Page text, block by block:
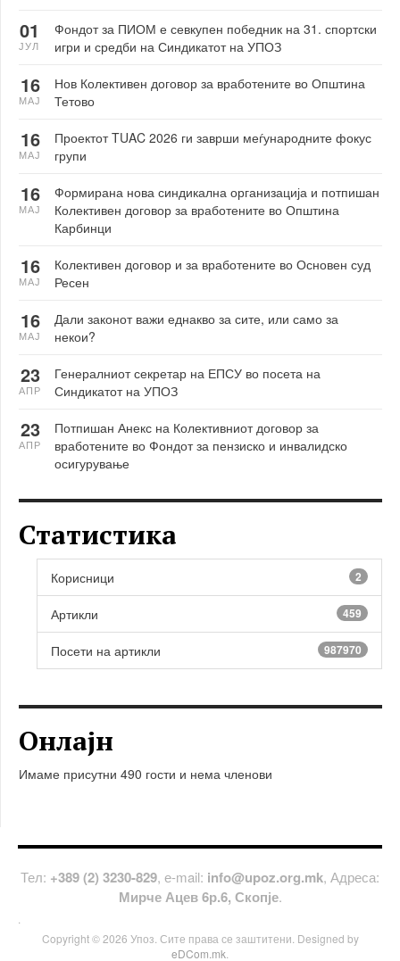
Фондот за ПИОМ е севкупен победник на 31. спортски
игри и средби на Синдикатот на УПОЗ
01
ЈУЛ
Нов Колективен договор за вработените во Општина
Тетово
16
МАЈ
Проектот TUAC 2026 ги заврши меѓународните фокус
групи
16
МАЈ
Формирана нова синдикална организација и потпишан
Колективен договор за вработените во Општина
Карбинци
16
МАЈ
Колективен договор и за вработените во Основен суд
Ресен
16
МАЈ
Дали законот важи еднакво за сите, или само за
некои?
16
МАЈ
Генералниот секретар на ЕПСУ во посета на
Синдикатот на УПОЗ
23
АПР
Потпишан Анекс на Колективниот договор за
вработените во Фондот за пензиско и инвалидско
осигурување
23
АПР
Статистика
Корисници 2
Артикли 459
Посети на артикли 987970
Онлајн
Имаме присутни 490 гости и нема членови
Тел: +389 (2) 3230-829, е-mail: info@upoz.org.mk, Адреса:
Мирче Ацев 6р.6, Скопје.
Copyright © 2026 Упоз. Сите права се заштитени. Designed by
eDCom.mk